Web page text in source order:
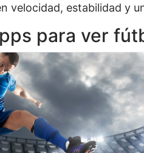
velocidad, estabilidad y
para ver